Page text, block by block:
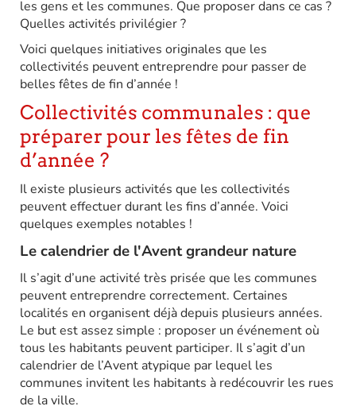
les gens et les communes. Que proposer dans ce cas ?
Quelles activités privilégier ?
Voici quelques initiatives originales que les
collectivités peuvent entreprendre pour passer de
belles fêtes de fin d’année !
Collectivités communales : que
préparer pour les fêtes de fin
d’année ?
Il existe plusieurs activités que les collectivités
peuvent effectuer durant les fins d’année. Voici
quelques exemples notables !
Le calendrier de l'Avent grandeur nature
Il s’agit d’une activité très prisée que les communes
peuvent entreprendre correctement. Certaines
localités en organisent déjà depuis plusieurs années.
Le but est assez simple : proposer un événement où
tous les habitants peuvent participer. Il s’agit d’un
calendrier de l’Avent atypique par lequel les
communes invitent les habitants à redécouvrir les rues
de la ville.